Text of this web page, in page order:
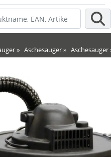
» Aschesauger» Aschesauger